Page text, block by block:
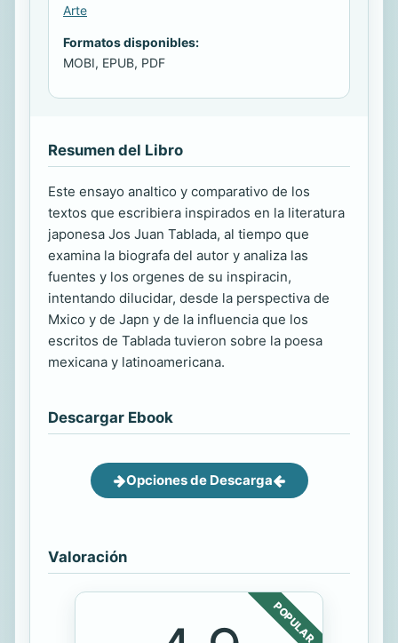
Arte
Formatos disponibles:
MOBI, EPUB, PDF
Resumen del Libro
Este ensayo analtico y comparativo de los
textos que escribiera inspirados en la literatura
japonesa Jos Juan Tablada, al tiempo que
examina la biografa del autor y analiza las
fuentes y los orgenes de su inspiracin,
intentando dilucidar, desde la perspectiva de
Mxico y de Japn y de la influencia que los
escritos de Tablada tuvieron sobre la poesa
mexicana y latinoamericana.
Descargar Ebook
Opciones de Descarga
Valoración
POPULAR